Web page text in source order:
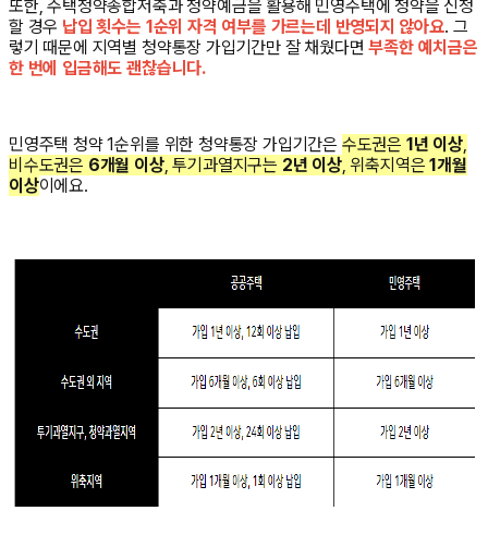
또한, 주택청약종합저축과 청약예금을 활용해 민영주택에 청약을 신청
할 경우 납입 횟수는 1순위 자격 여부를 가르는데 반영되지 않아요. 그
렇기 때문에 지역별 청약통장 가입기간만 잘 채웠다면부족한 예치금은
한 번에 입금해도 괜찮습니다.
민영주택 청약 1순위를 위한 청약통장 가입기간은 수도권은 1년 이상,
비수도권은 6개월 이상, 투기과열지구는 2년 이상, 위축지역은1개월
이상이에요.